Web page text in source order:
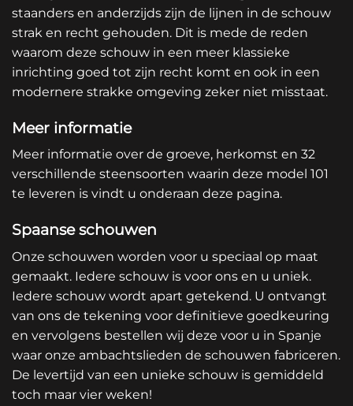
staanders en anderzijds zijn de lijnen in de schouw
strak en recht gehouden. Dit is mede de reden
waarom deze schouw in een meer klassieke
inrichting goed tot zijn recht komt en ook in een
modernere strakke omgeving zeker niet misstaat.
Meer informatie
Meer informatie over de groeve, herkomst en 32
verschillende steensoorten waarin deze model 101
te leveren is vindt u onderaan deze pagina.
Spaanse schouwen
Onze schouwen worden voor u speciaal op maat
gemaakt. Iedere schouw is voor ons en u uniek.
Iedere schouw wordt apart getekend. U ontvangt
van ons de tekening voor definitieve goedkeuring
en vervolgens bestellen wij deze voor u in Spanje
waar onze ambachtslieden de schouwen fabriceren.
De levertijd van een unieke schouw is gemiddeld
toch maar vier weken!